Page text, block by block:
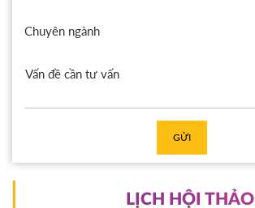
Chuyên ngành
GỬI
LỊCH HỘI THẢO